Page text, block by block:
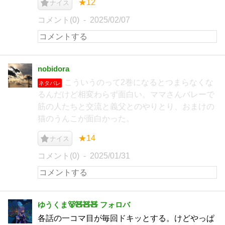
ナイス ★12
コメント(0) 2025/02/07
nobidora
ネタバレ
こういうのって2巻になるとつまらなくな
るんだけど相変わらず面白い。ママさんバレーで
筋の人たちと交流と義父とのやりとり、おまけの
猫のうんこが面白かった。
ナイス ★14
コメント(0) 2025/01/31
ゆうくま🐻🧸🧸🧸 フォロバ
各話の一コマ目が毎回ドキッとする。けどやっぱ